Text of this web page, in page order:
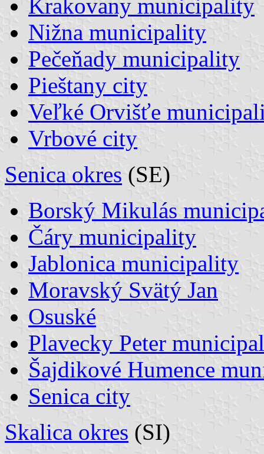
Krakovany municipality
Nižna municipality
Pečeňady municipality
Pieštany city
Veľké Orvišťe
Vrbové city
Senica okres (SE)
Borský Mikulás
Čáry municipality
Jablonica municipality
Moravský Svätý Jan
Osuské
Plavecky Peter
Šajdikové Humence
Senica city
Skalica okres (SI)